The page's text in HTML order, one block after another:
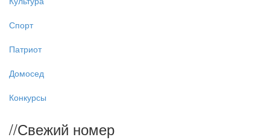
Спорт
Патриот
Домосед
Конкурсы
//Свежий номер